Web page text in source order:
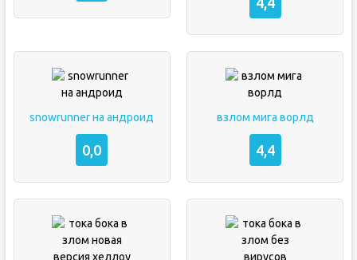
snowrunner на андроид
0,0
взлом мига ворлд
4,4